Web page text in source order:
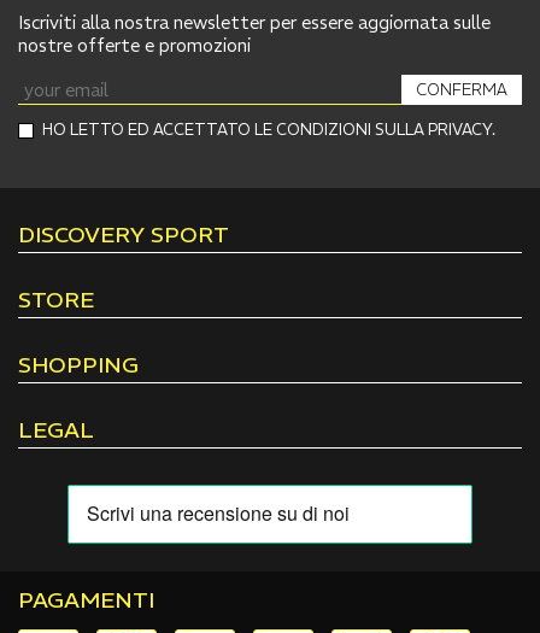
Iscriviti alla nostra newsletter per essere aggiornata sulle
nostre offerte e promozioni
HO LETTO ED ACCETTATO LE CONDIZIONI SULLA PRIVACY.
CONFERMA
DISCOVERY SPORT
STORE
SHOPPING
LEGAL
PAGAMENTI